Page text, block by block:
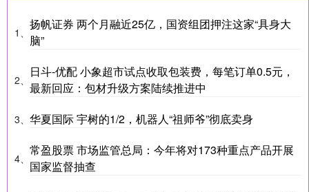
1、
扬帆证券 两个月融近25亿，国资组团押注这家“具身大
脑”
2、
日斗-优配 小象超市试点收取包装费，每笔订单0.5元，
最新回应：包材升级方案陆续推进中
3、 华夏国际 宇树的1/2，机器人“祖师爷”彻底卖身
4、
常盈股票 市场监管总局：今年将对173种重点产品开展
国家监督抽查